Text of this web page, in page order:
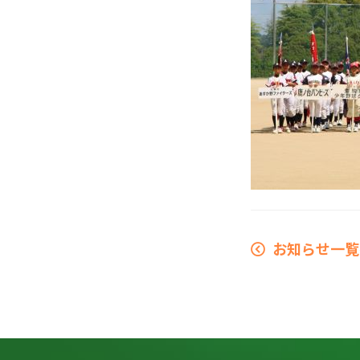
お知らせ一